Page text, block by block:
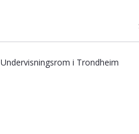
Undervisningsrom i Trondheim